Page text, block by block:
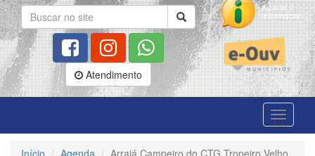
Atendimento
Início Agenda Arraiá Campeiro do CTG Tropeiro Velho